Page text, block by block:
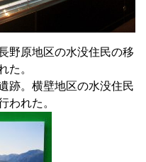
野原地区の水没住民の移
た。
跡。横壁地区の水没住民
われた。